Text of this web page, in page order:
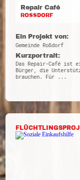
Repair Café
ROSSDORF
Ein Projekt von:
Gemeinde Roßdorf
Kurzportrait:
Das Repair-Café ist
Bürger, die
brauchen. Für ...